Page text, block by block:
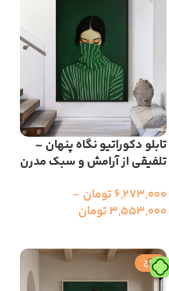
تابلو دکوراتیو نگاه پنهان –
تلفیقی از آرامش و سبک مدرن
6,273,000تومان –
3,553,000تومان
حراج